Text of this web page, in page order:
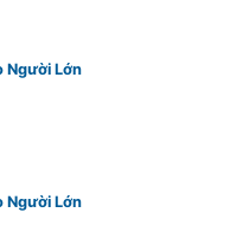
Người Lớn
Người Lớn